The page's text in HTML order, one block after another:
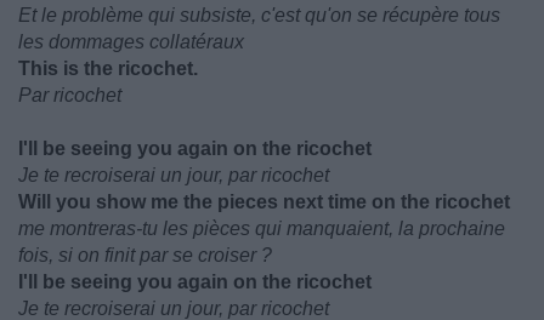
Et le problème qui subsiste, c'est qu'on se récupère tous
les dommages collatéraux
This is the ricochet.
Par ricochet
I'll be seeing you again on the ricochet
Je te recroiserai un jour, par ricochet
Will you show me the pieces next time on the ricochet
me montreras-tu les pièces qui manquaient, la prochaine
fois, si on finit par se croiser ?
I'll be seeing you again on the ricochet
Je te recroiserai un jour, par ricochet